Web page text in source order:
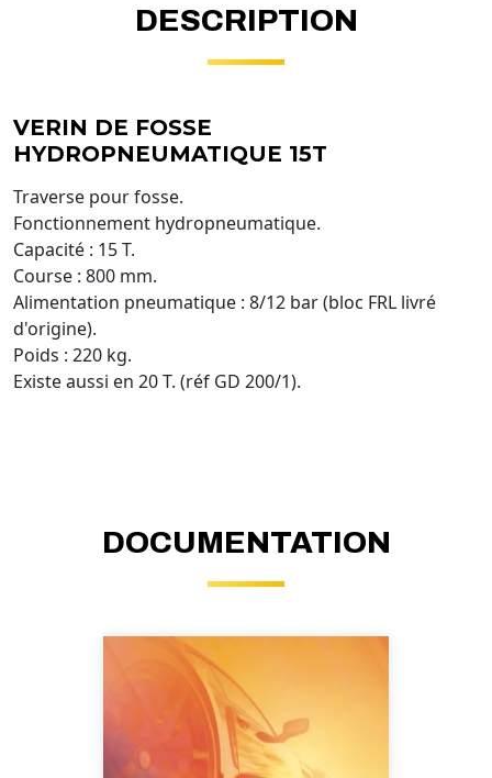
DESCRIPTION
VERIN DE FOSSE
HYDROPNEUMATIQUE 15T
Traverse pour fosse.
Fonctionnement hydropneumatique.
Capacité : 15 T.
Course : 800 mm.
Alimentation pneumatique : 8/12 bar (bloc FRL livré
d'origine).
Poids : 220 kg.
Existe aussi en 20 T. (réf GD 200/1).
DOCUMENTATION